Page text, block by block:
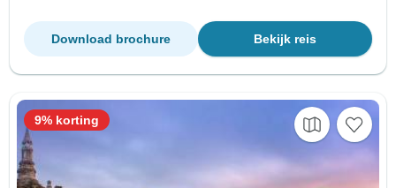
Bekijk reis
Download brochure
9% korting